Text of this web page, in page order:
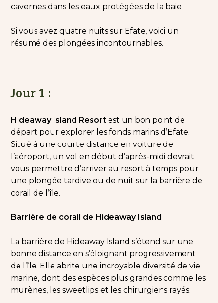
cavernes dans les eaux protégées de la baie.
Si vous avez quatre nuits sur Efate, voici un
résumé des plongées incontournables.
Jour 1 :
Hideaway Island Resort est un bon point de
départ pour explorer les fonds marins d’Efate.
Situé à une courte distance en voiture de
l’aéroport, un vol en début d’après-midi devrait
vous permettre d’arriver au resort à temps pour
une plongée tardive ou de nuit sur la barrière de
corail de l’île.
Barrière de corail de Hideaway Island
La barrière de Hideaway Island s’étend sur une
bonne distance en s’éloignant progressivement
de l’île. Elle abrite une incroyable diversité de vie
marine, dont des espèces plus grandes comme les
murènes, les sweetlips et les chirurgiens rayés.